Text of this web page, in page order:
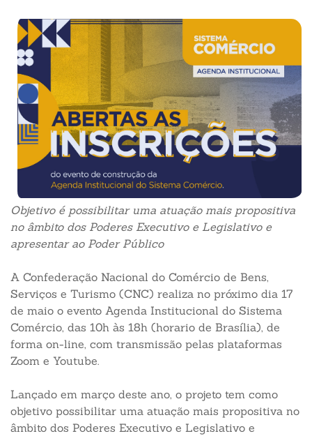
Objetivo é possibilitar uma atuação mais propositiva
no âmbito dos Poderes Executivo e Legislativo e
apresentar ao Poder Público
A Confederação Nacional do Comércio de Bens,
Serviços e Turismo (CNC) realiza no próximo dia 17
de maio o evento Agenda Institucional do Sistema
Comércio, das 10h às 18h (horario de Brasília), de
forma on-line, com transmissão pelas plataformas
Zoom e Youtube.
Lançado em março deste ano, o projeto tem como
objetivo possibilitar uma atuação mais propositiva no
âmbito dos Poderes Executivo e Legislativo e